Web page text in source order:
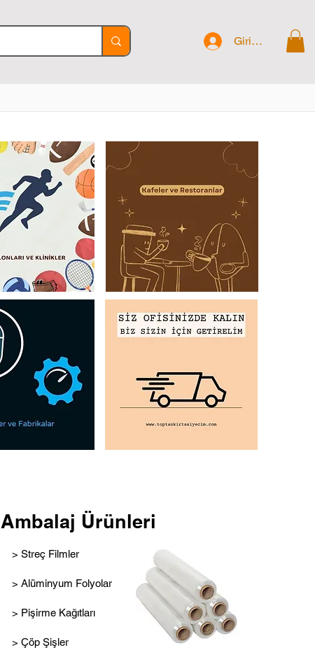
Giriş Yap
Ambalaj Ürünleri
> Streç Filmler
> Alüminyum Folyolar
> Pişirme Kağıtları
> Çöp Şişler